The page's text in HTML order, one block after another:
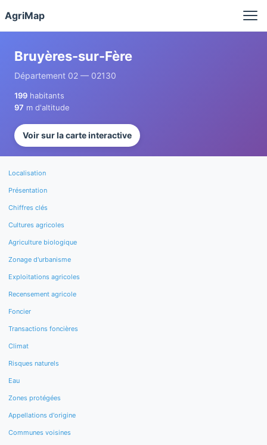
AgriMap
Bruyères-sur-Fère
Département 02 — 02130
199 habitants
97 m d'altitude
Voir sur la carte interactive
Localisation
Présentation
Chiffres clés
Cultures agricoles
Agriculture biologique
Zonage d'urbanisme
Exploitations agricoles
Recensement agricole
Foncier
Transactions foncières
Climat
Risques naturels
Eau
Zones protégées
Appellations d'origine
Communes voisines